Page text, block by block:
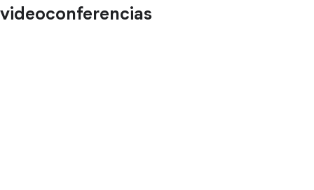
videoconferencias